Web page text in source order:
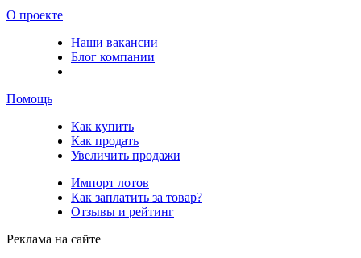
О проекте
Наши вакансии
Блог компании
Помощь
Как купить
Как продать
Увеличить продажи
Импорт лотов
Как заплатить за товар?
Отзывы и рейтинг
Реклама на сайте